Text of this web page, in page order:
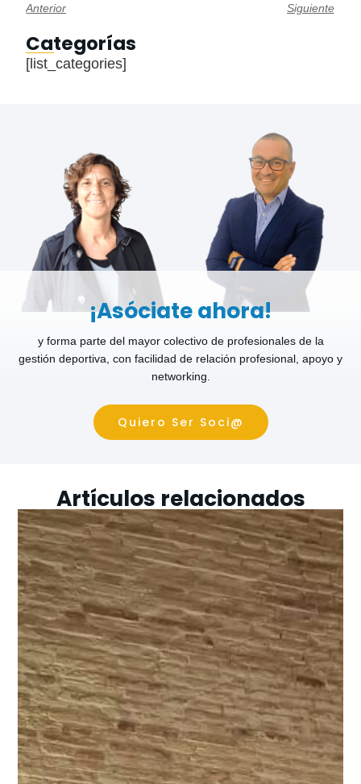
Anterior Siguiente
Categorías
[list_categories]
¡Asóciate ahora!
y forma parte del mayor colectivo de profesionales de la
gestión deportiva, con facilidad de relación profesional, apoyo y
networking.
Quiero Ser Soci@
Artículos relacionados